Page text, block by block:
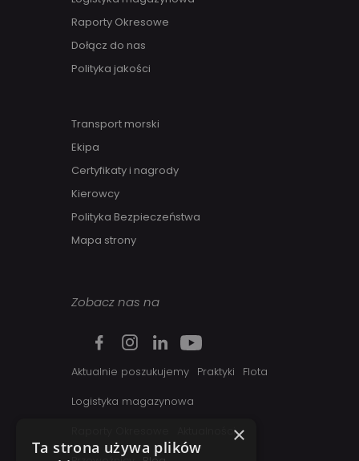
Raporty Okresowe
Dołącz do nas
Polityka jakości
Transport morski
Ekipa
Certyfikaty i nagrody
Kierowcy
Polityka Bezpieczeństwa
Mapa strony
Zobacz nas na
Aktualnie poszukujemy Praktyki
Flota
Logistyka magazynowa
Aktualności×
Ta strona używa plików